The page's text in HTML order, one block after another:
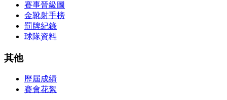
賽事晉級圖
金靴射手榜
罰牌紀錄
球隊資料
其他
歷屆成績
賽會花絮